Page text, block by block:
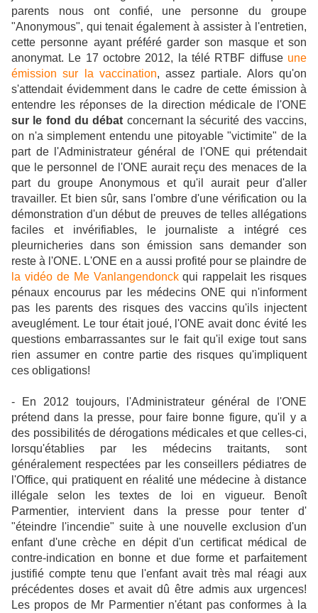
parents nous ont confié, une personne du groupe
"Anonymous", qui tenait également à assister à l'entretien,
cette personne ayant préféré garder son masque et son
anonymat. Le 17 octobre 2012, la télé RTBF diffuse une
émission sur la vaccination, assez partiale. Alors qu'on
s'attendait évidemment dans le cadre de cette émission à
entendre les réponses de la direction médicale de l'ONE
sur le fond du débat concernant la sécurité des vaccins,
on n'a simplement entendu une pitoyable "victimite" de la
part de l'Administrateur général de l'ONE qui prétendait
que le personnel de l'ONE aurait reçu des menaces de la
part du groupe Anonymous et qu'il aurait peur d'aller
travailler. Et bien sûr, sans l'ombre d'une vérification ou la
démonstration d'un début de preuves de telles allégations
faciles et invérifiables, le journaliste a intégré ces
pleurnicheries dans son émission sans demander son
reste à l'ONE. L'ONE en a aussi profité pour se plaindre de
la vidéo de Me Vanlangendonckqui rappelait les risques
pénaux encourus par les médecins ONE qui n'informent
pas les parents des risques des vaccins qu'ils injectent
aveuglément. Le tour était joué, l'ONE avait donc évité les
questions embarrassantes sur le fait qu'il exige tout sans
rien assumer en contre partie des risques qu'impliquent
ces obligations!
- En 2012 toujours, l'Administrateur général de l'ONE
prétend dans la presse, pour faire bonne figure, qu'il y a
des possibilités de dérogations médicales et que celles-ci,
lorsqu'établies par les médecins traitants, sont
généralement respectées par les conseillers pédiatres de
l'Office, qui pratiquent en réalité une médecine à distance
illégale selon les textes de loi en vigueur. Benoît
Parmentier, intervient dans la presse pour tenter d'
"éteindre l'incendie" suite à une nouvelle exclusion d'un
enfant d'une crèche en dépit d'un certificat médical de
contre-indication en bonne et due forme et parfaitement
justifié compte tenu que l'enfant avait très mal réagi aux
précédentes doses et avait dû être admis aux urgences!
Les propos de Mr Parmentier n'étant pas conformes à la